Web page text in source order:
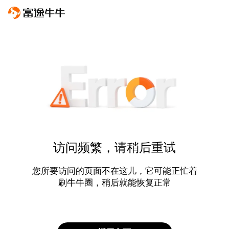
访问频繁，请稍后重试
您所要访问的页面不在这儿，它可能正忙着
刷牛牛圈，稍后就能恢复正常